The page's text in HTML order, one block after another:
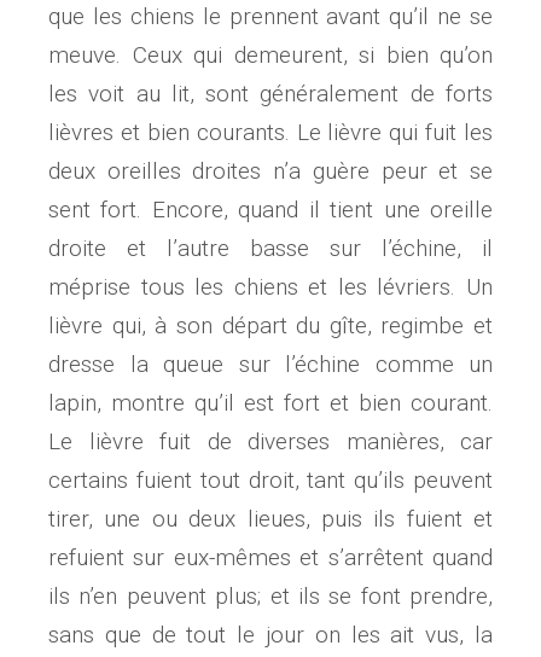
que les chiens le prennent avant qu’il ne se
meuve. Ceux qui demeurent, si bien qu’on
les voit au lit, sont généralement de forts
lièvres et bien courants. Le lièvre qui fuit les
deux oreilles droites n’a guère peur et se
sent fort. Encore, quand il tient une oreille
droite et l’autre basse sur l’échine, il
méprise tous les chiens et les lévriers. Un
lièvre qui, à son départ du gîte, regimbe et
dresse la queue sur l’échine comme un
lapin, montre qu’il est fort et bien courant.
Le lièvre fuit de diverses manières, car
certains fuient tout droit, tant qu’ils peuvent
tirer, une ou deux lieues, puis ils fuient et
refuient sur eux-mêmes et s’arrêtent quand
ils n’en peuvent plus; et ils se font prendre,
sans que de tout le jour on les ait vus, la